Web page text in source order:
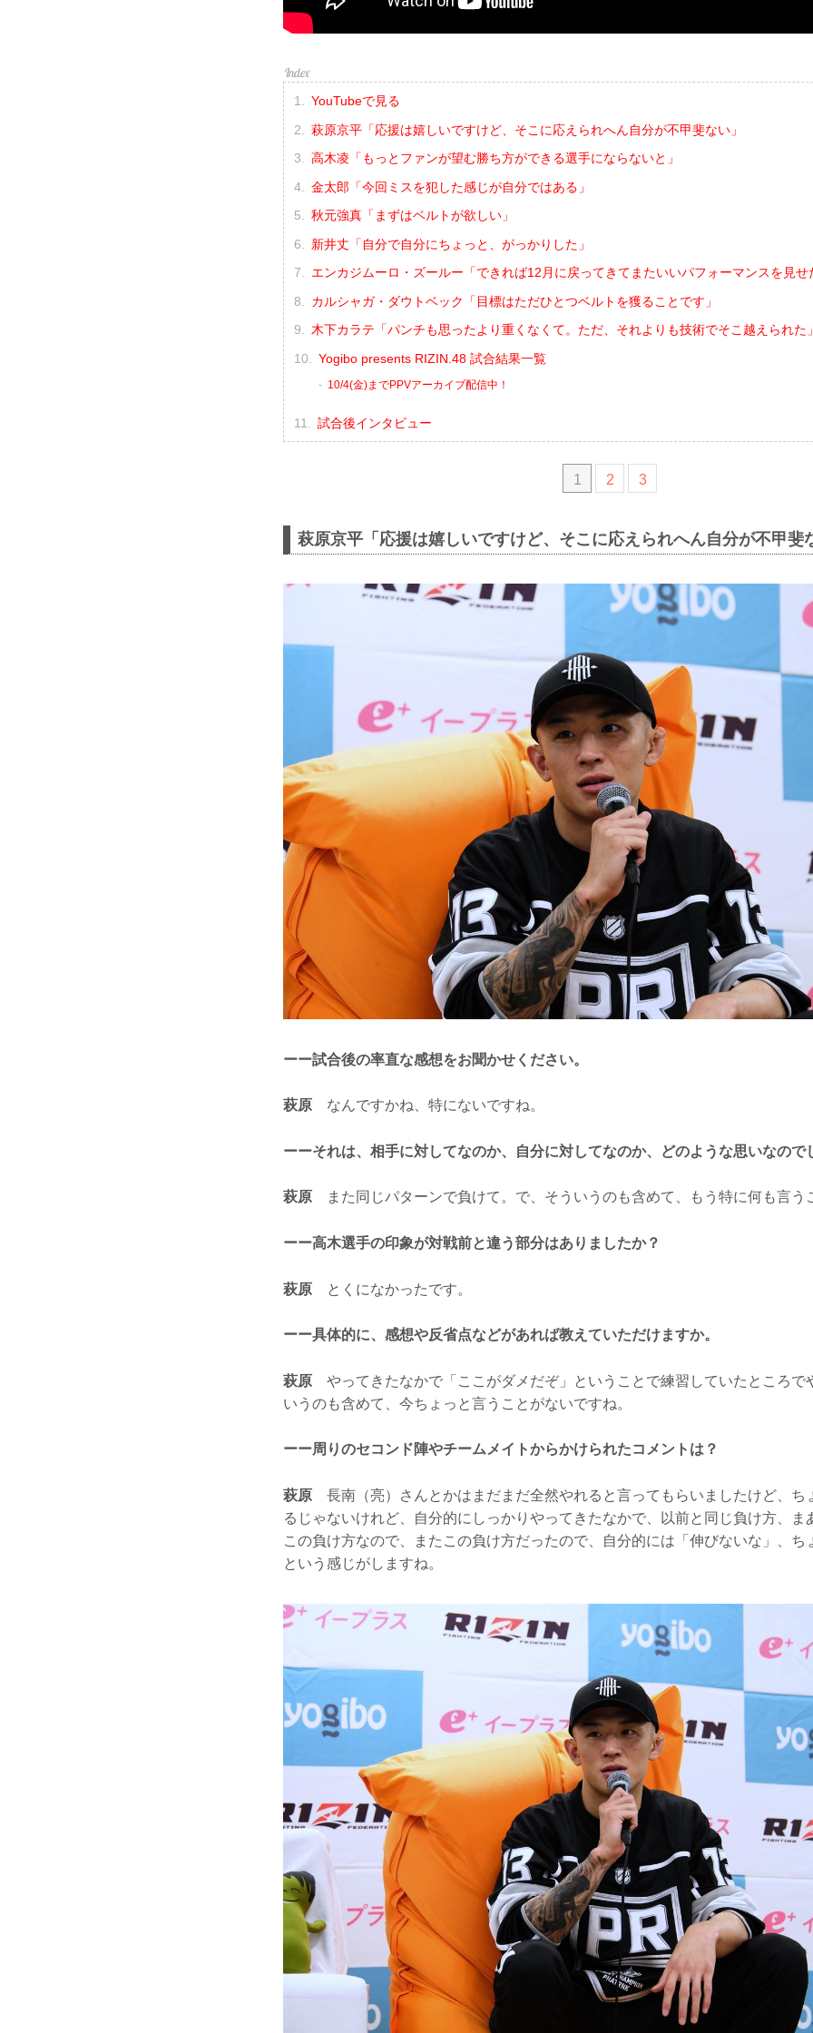
YouTubeで見る
萩原京平「応援は嬉しいですけど、そこに応えられへん自分が不甲斐ない」
高木凌「もっとファンが望む勝ち方ができる選手にならないと」
金太郎「今回ミスを犯した感じが自分ではある」
秋元強真「まずはベルトが欲しい」
新井丈「自分で自分にちょっと、がっかりした」
エンカジムーロ・ズールー「できれば12月に戻ってきてまたいいパフォーマンスを見せ
カルシャガ・ダウトベック「目標はただひとつベルトを獲ることです」
木下カラテ「パンチも思ったより重くなくて。ただ、それよりも技術でそこ越えられた
Yogibo presents RIZIN.48 試合結果一覧
10/4(金)までPPVアーカイブ配信中！
試合後インタビュー
1 2 3
萩原京平「応援は嬉しいですけど、そこに応えられへん自分が不甲斐
ーー試合後の率直な感想をお聞かせください。
萩原 なんですかね、特にないですね。
ーーそれは、相手に対してなのか、自分に対してなのか、どのような思いなので
萩原 また同じパターンで負けて。で、そういうのも含めて、もう特に何も言う
ーー高木選手の印象が対戦前と違う部分はありましたか？
萩原 とくになかったです。
ーー具体的に、感想や反省点などがあれば教えていただけますか。
萩原 やってきたなかで「ここがダメだぞ」ということで練習していたところで
いうのも含めて、今ちょっと言うことがないですね。
ーー周りのセコンド陣やチームメイトからかけられたコメントは？
萩原 長南（亮）さんとかはまだまだ全然やれると言ってもらいましたけど、ち
るじゃないけれど、自分的にしっかりやってきたなかで、以前と同じ負け方、ま
この負け方なので、またこの負け方だったので、自分的には「伸びないな」、ち
という感じがしますね。